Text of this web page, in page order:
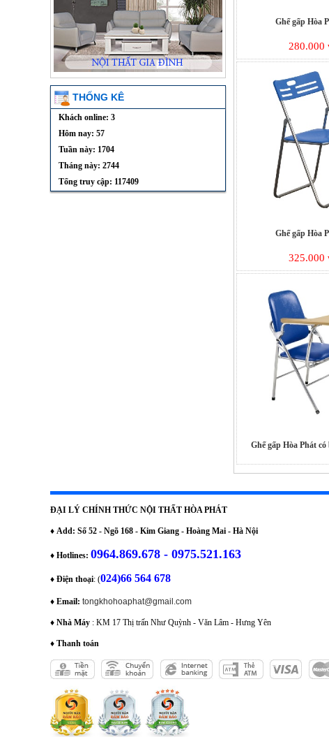
THỐNG KÊ
Khách online: 3
Hôm nay: 57
Tuần này: 1704
Tháng này: 2744
Tổng truy cập: 117409
Ghế gấp Hòa
280.000
Ghế gấp Hòa
325.000
Ghế gấp Hòa Phát
ĐẠI LÝ CHÍNH THỨC NỘI THẤT HÒA PHÁT
♦ Add: Số 52 - Ngõ 168 - Kim Giang - Hoàng Mai - Hà Nội
♦ Hotlines: 0964.869.678 - 0975.521.163
♦ Điện thoại: (024)66 564 678
♦ Email: tongkhohoaphat@gmail.com
♦ Nhà Máy : KM 17 Thị trấn Như Quỳnh - Văn Lâm - Hưng Yên
♦ Thanh toán